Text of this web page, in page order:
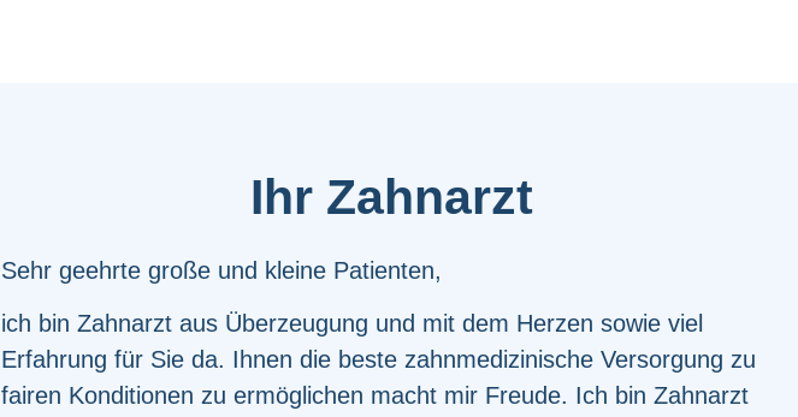
Ihr Zahnarzt
Sehr geehrte große und kleine Patienten,
ich bin Zahnarzt aus Überzeugung und mit dem Herzen sowie viel
Erfahrung für Sie da. Ihnen die beste zahnmedizinische Versorgung zu
fairen Konditionen zu ermöglichen macht mir Freude. Ich bin Zahnarzt